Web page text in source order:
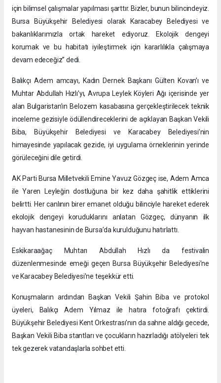
için bilimsel çalışmalar yapılması şarttır. Bizler, bunun bilincindeyiz.
Bursa Büyükşehir Belediyesi olarak Karacabey Belediyesi ve
bakanlıklarımızla ortak hareket ediyoruz. Ekolojik dengeyi
korumak ve bu habitatı iyileştirmek için kararlılıkla çalışmaya
devam edeceğiz” dedi.
Balıkçı Adem amcayı, Kadın Dernek Başkanı Gülten Kovan’ı ve
Muhtar Abdullah Hızlı’yı, Avrupa Leylek Köyleri Ağı içerisinde yer
alan Bulgaristan’ın Belozem kasabasına gerçekleştirilecek teknik
inceleme gezisiyle ödüllendireceklerini de açıklayan Başkan Vekili
Biba, Büyükşehir Belediyesi ve Karacabey Belediyesi’nin
himayesinde yapılacak gezide, iyi uygulama örneklerinin yerinde
görüleceğini dile getirdi.
AK Parti Bursa Milletvekili Emine Yavuz Gözgeç ise, Adem Amca
ile Yaren Leyleğin dostluğuna bir kez daha şahitlik ettiklerini
belirtti. Her canlının birer emanet olduğu bilinciyle hareket ederek
ekolojik dengeyi koruduklarını anlatan Gözgeç, dünyanın ilk
hayvan hastanesinin de Bursa’da kurulduğunu hatırlattı.
Eskikaraağaç Muhtarı Abdullah Hızlı da festivalin
düzenlenmesinde emeği geçen Bursa Büyükşehir Belediyesi’ne
ve Karacabey Belediyesi’ne teşekkür etti.
Konuşmaların ardından Başkan Vekili Şahin Biba ve protokol
üyeleri, Balıkçı Adem Yılmaz ile hatıra fotoğrafı çektirdi.
Büyükşehir Belediyesi Kent Orkestrası’nın da sahne aldığı gecede,
Başkan Vekili Biba stantları ve çocukların hazırladığı atölyeleri tek
tek gezerek vatandaşlarla sohbet etti.